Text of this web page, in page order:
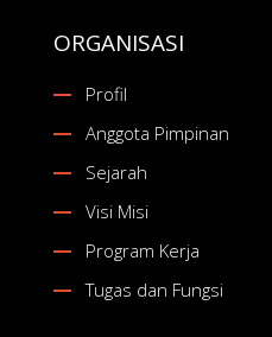
ORGANISASI
Profil
Anggota Pimpinan
Sejarah
Visi Misi
Program Kerja
Tugas dan Fungsi